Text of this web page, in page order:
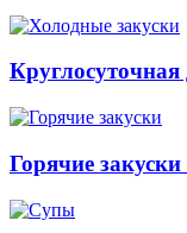
Круглосуточная
Горячие